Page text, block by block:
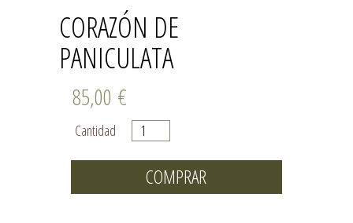
CORAZÓN DE
PANICULATA
85,00 €
Cantidad
COMPRAR